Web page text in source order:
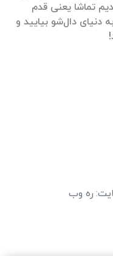
تماشا یعنی قدم
دنیای دال‌شو بیایید و
: ره وب